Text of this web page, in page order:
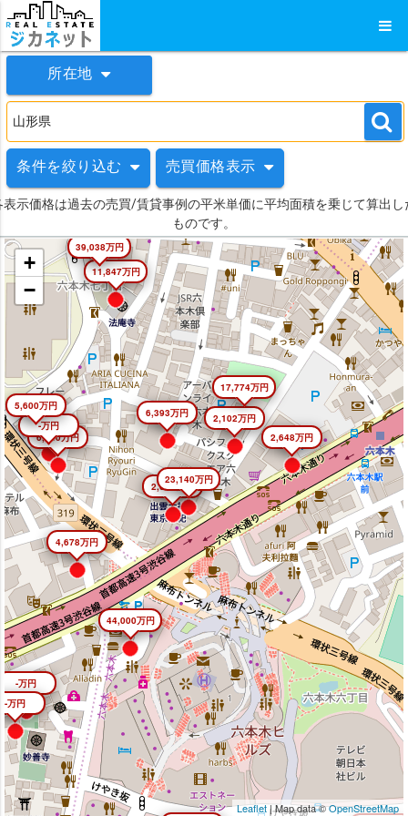
所在地
条件を絞り込む 売買価格表示
表示価格は過去の売買/賃貸事例の平米単価に平均面積を乗じて算出し
ものです。
44,000万円
2,645万円
23,140万円
4,678万円
2,102万円
2,648万円
6,393万円
-万円
17,774万円
-万円
6,640万円
-万円
5,600万円
11,847万円
39,038万円
+
−
Leaflet| Map data ©OpenStreetMap